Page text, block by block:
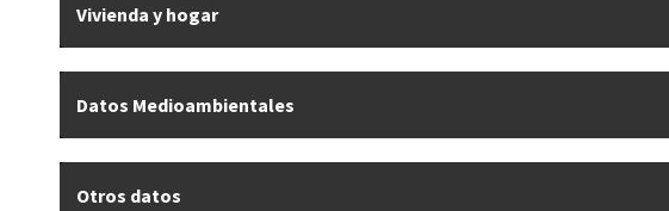
Vivienda y hogar
Datos Medioambientales
Otros datos